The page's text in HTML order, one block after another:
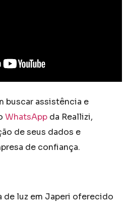
buscar assistência e
WhatsApp da Reallizi,
de seus dados e
de confiança.
de luz em Japeri oferecido